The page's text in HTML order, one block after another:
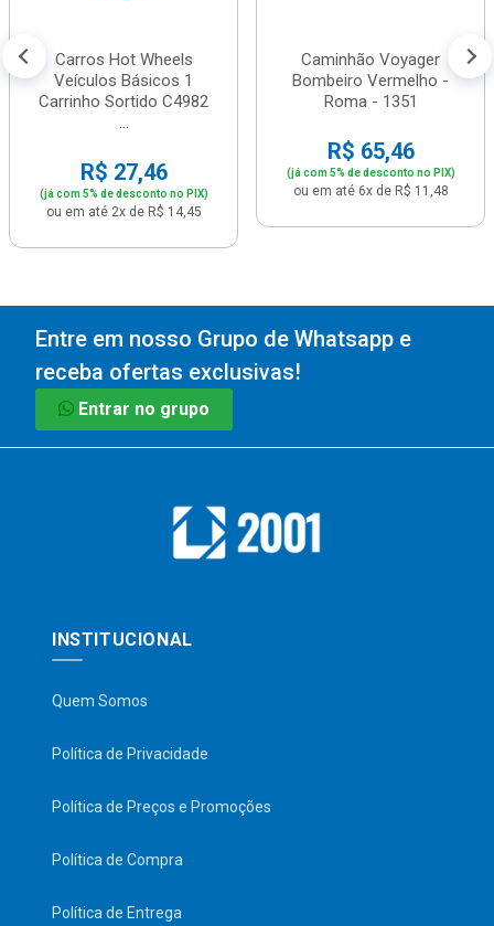
Carros Hot Wheels
Veículos Básicos 1
Carrinho Sortido C4982
...
R$ 27,46
(já com 5% de desconto no PIX)
ou em até 2x de R$ 14,45
Caminhão Voyager
Bombeiro Vermelho -
Roma - 1351
R$ 65,46
(já com 5% de desconto no PIX)
ou em até 6x de R$ 11,48
Entre em nosso Grupo de Whatsapp e
receba ofertas exclusivas!
Entrar no grupo
INSTITUCIONAL
Quem Somos
Política de Privacidade
Política de Preços e Promoções
Política de Compra
Política de Entrega